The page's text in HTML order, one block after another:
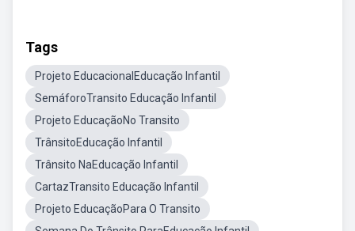
Tags
Projeto EducacionalEducação Infantil
SemáforoTransito Educação Infantil
Projeto EducaçãoNo Transito
TrânsitoEducação Infantil
Trânsito NaEducação Infantil
CartazTransito Educação Infantil
Projeto EducaçãoPara O Transito